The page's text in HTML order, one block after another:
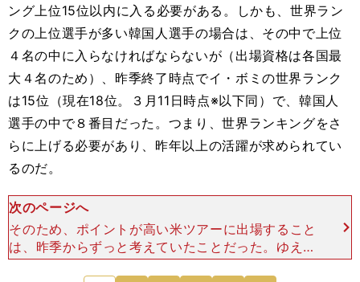
ング上位15位以内に入る必要がある。しかも、世界ラン
クの上位選手が多い韓国人選手の場合は、その中で上位
４名の中に入らなければならないが（出場資格は各国最
大４名のため）、昨季終了時点でイ・ボミの世界ランク
は15位（現在18位。３月11日時点※以下同）で、韓国人
選手の中で８番目だった。つまり、世界ランキングをさ
らに上げる必要があり、昨年以上の活躍が求められてい
るのだ。
次のページへ
そのため、ポイントが高い米ツアーに出場すること
は、昨季からずっと考えていたことだった。ゆえに
今季は、海外メジャーのANAインスピレーション